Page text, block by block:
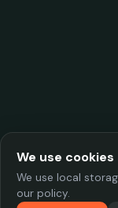
We use cookies
We use local
our policy.